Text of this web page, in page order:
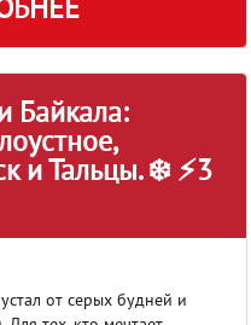
Байкала:
и Тальцы. ❄️ ⚡3
от серых будней и